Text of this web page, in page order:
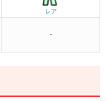
レア
-